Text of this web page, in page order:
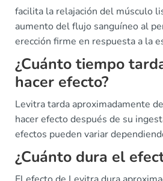
facilita la relajación del músculo
aumento del flujo sanguíneo al
erección firme en respuesta a la
¿Cuánto tiempo
hacer efecto?
Levitra tarda aproximadamente
hacer efecto después de su
efectos pueden variar
¿Cuánto dura el